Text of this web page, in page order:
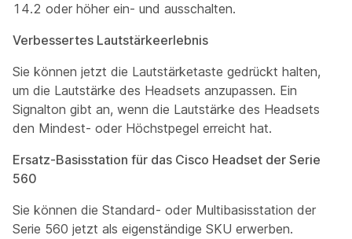
14.2 oder höher ein- und ausschalten.
Verbessertes Lautstärkeerlebnis
Sie können jetzt die Lautstärketaste gedrückt halten,
um die Lautstärke des Headsets anzupassen. Ein
Signalton gibt an, wenn die Lautstärke des Headsets
den Mindest- oder Höchstpegel erreicht hat.
Ersatz-Basisstation für das Cisco Headset der Serie
560
Sie können die Standard- oder Multibasisstation der
Serie 560 jetzt als eigenständige SKU erwerben.